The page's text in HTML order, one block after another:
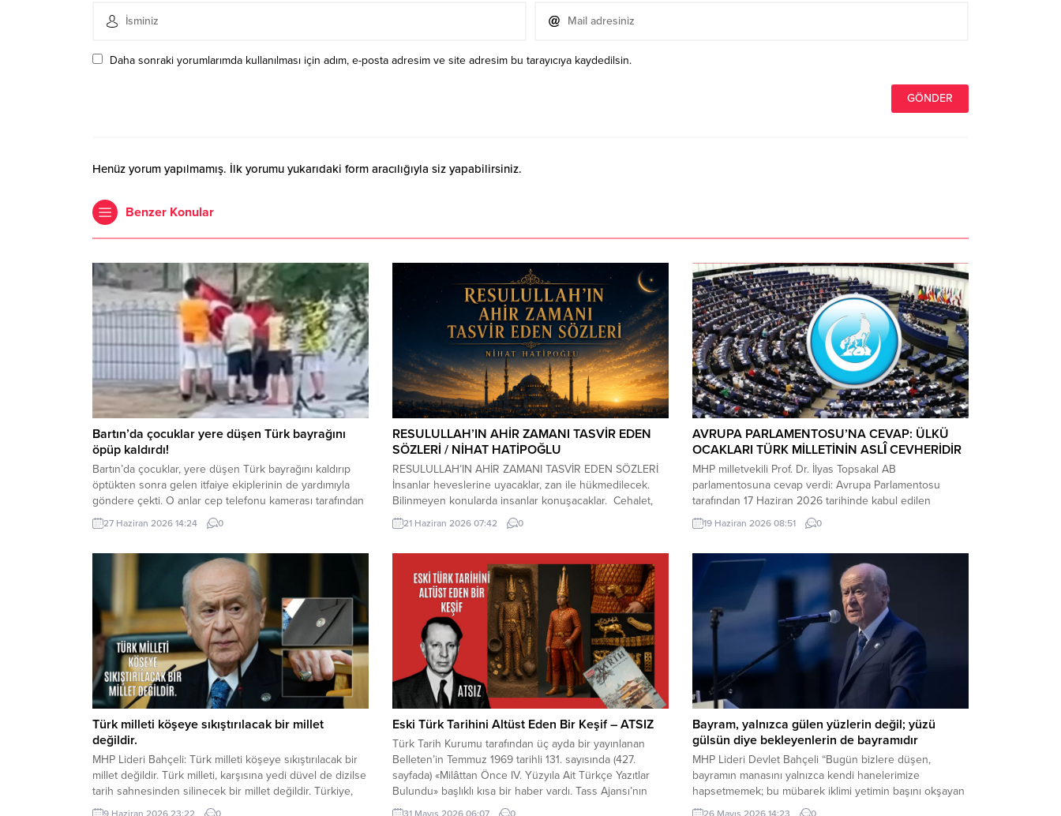
Daha sonraki yorumlarımda kullanılması için adım, e-posta adresim ve site adresim bu tarayıcıya kaydedilsin.
Henüz yorum yapılmamış. İlk yorumu yukarıdaki form aracılığıyla siz yapabilirsiniz.
Benzer Konular
Bartın’da çocuklar yere düşen Türk bayrağını
öpüp kaldırdı!
Bartın’da çocuklar, yere düşen Türk bayrağını kaldırıp
öptükten sonra gelen itfaiye ekiplerinin de yardımıyla
göndere çekti. O anlar cep telefonu kamerası tarafından
kaydedildi. Yerden kaldırıp öptüler Kemerköprü
Mahallesi’nde dün akşam saatlerinde Cumhuriyet Parkı
nedeniyle ipinin kopmasıyla yere düştü. Bu sırada parkta
oynayan çocuklar yere...
27 Haziran 2026 14:24 0
RESULULLAH’IN AHİR ZAMANI TASVİR EDEN
SÖZLERİ / NİHAT HATİPOĞLU
RESULULLAH’IN AHİR ZAMANI TASVİR EDEN SÖZLERİ
İnsanlar heveslerine uyacaklar, zan ile hükmedilecek.
Bilinmeyen konularda insanlar konuşacaklar. Cehalet,
dini bilmemek çoğalacak. Çocuk istenmeyecek. Dostluk
azalacak. Dost dosta güvenmeyecek. İnsanlar bir araya
zaman kıyamet yakındır. Kıyamet kopmadan önce
yıldızların etkili olduğuna inanılacak, kader inkâr
edilecek. Kıyamet...
21 Haziran 2026 07:42 0
AVRUPA PARLAMENTOSU’NA CEVAP: ÜLKÜ
OCAKLARI TÜRK MİLLETİNİN ASLÎ CEVHERİDİR
MHP milletvekili Prof. Dr. İlyas Topsakal AB
parlamentosuna cevap verdi: Avrupa Parlamentosu
tarafından 17 Haziran 2026 tarihinde kabul edilen
Türkiye Raporu, teknik bir ilerleme belgesi olmaktan
ziyade, Türkiye-AB ilişkilerinin gerilimli fay hatlarını
alan bir siyasi pozisyon belgesi niteliğindedir. Raporun
içeriği, Türkiye’nin iç siyasi dengelerine...
19 Haziran 2026 08:51 0
Türk milleti köşeye sıkıştırılacak bir millet
değildir.
MHP Lideri Bahçeli: Türk milleti köşeye sıkıştırılacak bir
millet değildir. Türk milleti, karşısına yedi düvel de dizilse
tarih sahnesinden silinecek bir millet değildir. Türkiye,
ham hayaller kurulup çizilen haritaların kenarına
9 Haziran 2026 23:22 0
Eski Türk Tarihini Altüst Eden Bir Keşif – ATSIZ
Türk Tarih Kurumu tarafından üç ayda bir yayınlanan
Belleten’in Temmuz 1969 tarihli 131. sayısında (427.
sayfada) «Milâttan Önce IV. Yüzyıla Ait Türkçe Yazıtlar
Bulundu» başlıklı kısa bir haber vardı. Tass Ajansı’nın
Alma Ata kaynaklı bir haberinde, bu yazıtlarda yapılan
31 Mayıs 2026 06:07 0
Bayram, yalnızca gülen yüzlerin değil; yüzü
gülsün diye bekleyenlerin de bayramıdır
MHP Lideri Devlet Bahçeli “Bugün bizlere düşen,
bayramın manasını yalnızca kendi hanelerimize
hapsetmemek; bu mübarek iklimi yetimin başını okşayan
ele, yoksulun sofrasına uzanan lokmaya, yaşlının duasını
26 Mayıs 2026 14:23 0